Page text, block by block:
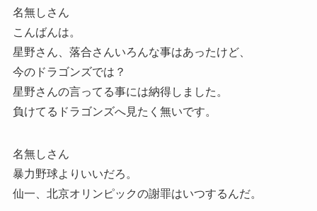
名無しさん
こんばんは。
星野さん、落合さんいろんな事はあったけど、
今のドラゴンズでは？
星野さんの言ってる事には納得しました。
負けてるドラゴンズへ見たく無いです。
名無しさん
暴力野球よりいいだろ。
仙一、北京オリンピックの謝罪はいつするんだ。